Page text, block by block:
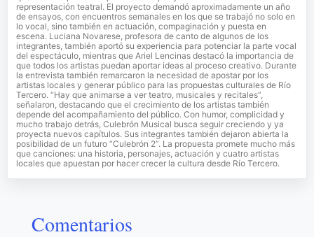
representación teatral. El proyecto demandó aproximadamente un año
de ensayos, con encuentros semanales en los que se trabajó no solo en
lo vocal, sino también en actuación, compaginación y puesta en
escena. Luciana Novarese, profesora de canto de algunos de los
integrantes, también aportó su experiencia para potenciar la parte vocal
del espectáculo, mientras que Ariel Lencinas destacó la importancia de
que todos los artistas puedan aportar ideas al proceso creativo. Durante
la entrevista también remarcaron la necesidad de apostar por los
artistas locales y generar público para las propuestas culturales de Río
Tercero. “Hay que animarse a ver teatro, musicales y recitales”,
señalaron, destacando que el crecimiento de los artistas también
depende del acompañamiento del público. Con humor, complicidad y
mucho trabajo detrás, Culebrón Musical busca seguir creciendo y ya
proyecta nuevos capítulos. Sus integrantes también dejaron abierta la
posibilidad de un futuro “Culebrón 2”. La propuesta promete mucho más
que canciones: una historia, personajes, actuación y cuatro artistas
locales que apuestan por hacer crecer la cultura desde Río Tercero.
Comentarios